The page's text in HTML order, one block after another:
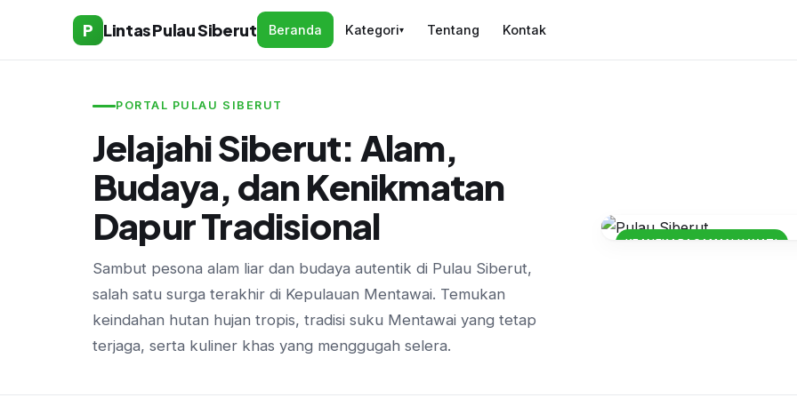
P Lintas Pulau Siberut Beranda Kategori▾ Tentang Kontak
PORTAL PULAU SIBERUT
Jelajahi Siberut: Alam,
Budaya, dan Kenikmatan
Dapur Tradisional
Sambut pesona alam liar dan budaya autentik di Pulau Siberut,
salah satu surga terakhir di Kepulauan Mentawai. Temukan
keindahan hutan hujan tropis, tradisi suku Mentawai yang tetap
terjaga, serta kuliner khas yang menggugah selera.
KEANEKARAGAMAN HAYATI